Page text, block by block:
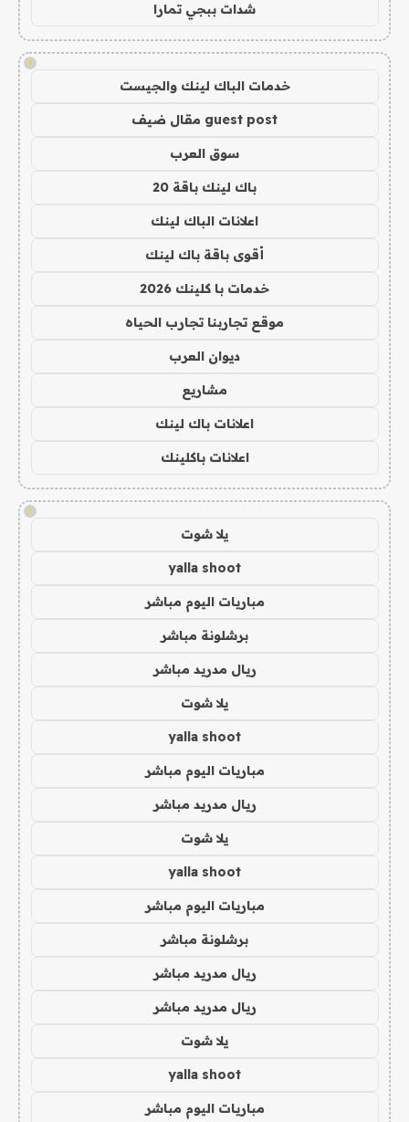
شدات ببجي تمارا
!
خدمات الباك لينك والجيست
guest post مقال ضيف
سوق العرب
باك لينك باقة 20
اعلانات الباك لينك
أقوى باقة باك لينك
خدمات با كلينك 2026
موقع تجاربنا تجارب الحياه
ديوان العرب
مشاريع
اعلانات باك لينك
اعلانات باكلينك
!
يلا شوت
yalla shoot
مباريات اليوم مباشر
برشلونة مباشر
ريال مدريد مباشر
يلا شوت
yalla shoot
مباريات اليوم مباشر
ريال مدريد مباشر
يلا شوت
yalla shoot
مباريات اليوم مباشر
برشلونة مباشر
ريال مدريد مباشر
ريال مدريد مباشر
يلا شوت
yalla shoot
مباريات اليوم مباشر